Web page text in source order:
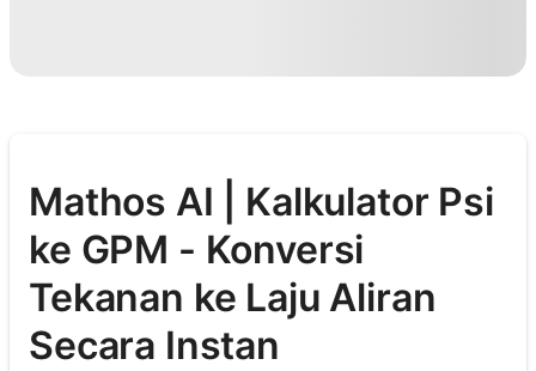
Mathos AI | Kalkulator Psi
ke GPM - Konversi
Tekanan ke Laju Aliran
Secara Instan